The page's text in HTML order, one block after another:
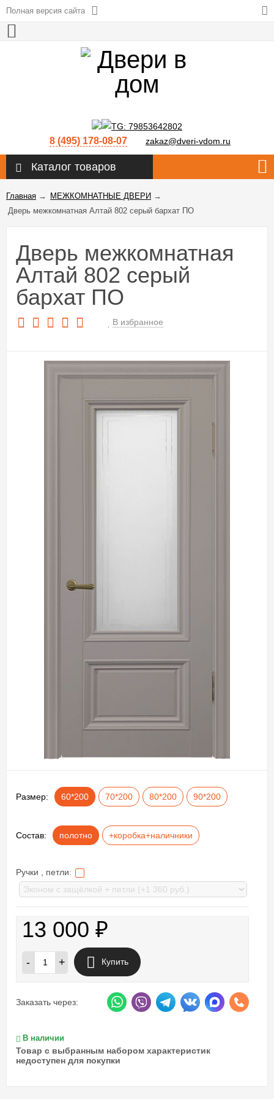
Полная версия сайта
8 (495) 178-08-07 zakaz@dveri-vdom.ru
Каталог товаров
Главная → МЕЖКОМНАТНЫЕ ДВЕРИ →
Дверь межкомнатная Алтай 802 серый бархат ПО
Дверь межкомнатная
Алтай 802 серый
бархат ПО
В избранное
Размер: 60*200 70*200 80*200 90*200
Состав: полотно +коробка+наличники
Ручки , петли:
13 000 ₽
- + Купить
Заказать через:
В наличии
Товар с выбранным набором характеристик
недоступен для покупки